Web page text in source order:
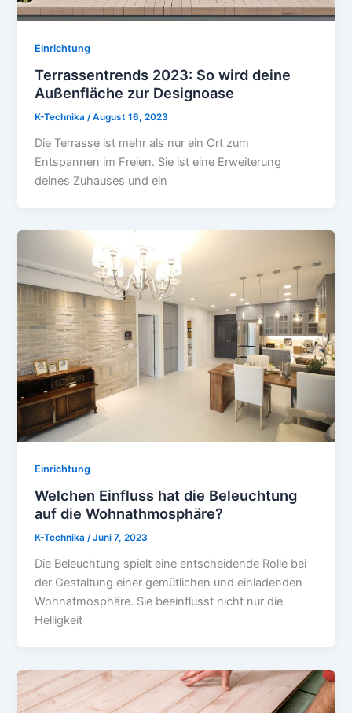
Einrichtung
Terrassentrends 2023: So wird deine
Außenfläche zur Designoase
K-Technika/August 16, 2023
Die Terrasse ist mehr als nur ein Ort zum
Entspannen im Freien. Sie ist eine Erweiterung
deines Zuhauses und ein
Einrichtung
Welchen Einfluss hat die Beleuchtung
auf die Wohnathmosphäre?
K-Technika/Juni 7, 2023
Die Beleuchtung spielt eine entscheidende Rolle bei
der Gestaltung einer gemütlichen und einladenden
Wohnatmosphäre. Sie beeinflusst nicht nur die
Helligkeit